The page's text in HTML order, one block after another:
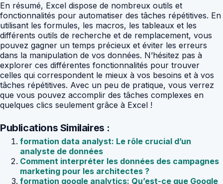
En résumé, Excel dispose de nombreux outils et
fonctionnalités pour automatiser des tâches répétitives. En
utilisant les formules, les macros, les tableaux et les
différents outils de recherche et de remplacement, vous
pouvez gagner un temps précieux et éviter les erreurs
dans la manipulation de vos données. N’hésitez pas à
explorer ces différentes fonctionnalités pour trouver
celles qui correspondent le mieux à vos besoins et à vos
tâches répétitives. Avec un peu de pratique, vous verrez
que vous pouvez accomplir des tâches complexes en
quelques clics seulement grâce à Excel !
Publications Similaires :
formation data analyst: Le rôle crucial d’un
analyste de données
Comment interpréter les données des campagnes
marketing pour les architectes ?
formation google analytics: Qu’est-ce que Google